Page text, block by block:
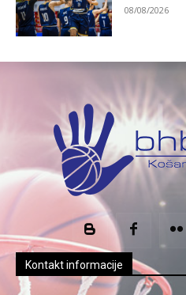
08/08/2026
Kontakt informacije